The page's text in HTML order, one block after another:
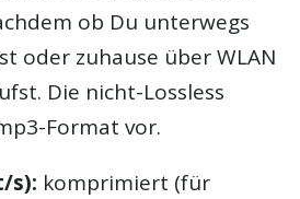
ob Du unterwegs
oder zuhause über WLAN
Die nicht-Lossless
Format vor.
s): komprimiert (für